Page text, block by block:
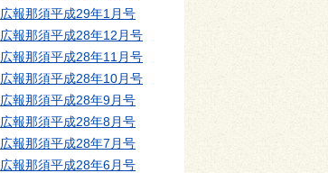
広報那須平成29年1月号
広報那須平成28年12月号
広報那須平成28年11月号
広報那須平成28年10月号
広報那須平成28年9月号
広報那須平成28年8月号
広報那須平成28年7月号
広報那須平成28年6月号